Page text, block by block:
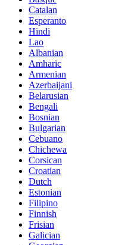
Catalan
Esperanto
Hindi
Lao
Albanian
Amharic
Armenian
Azerbaijani
Belarusian
Bengali
Bosnian
Bulgarian
Cebuano
Chichewa
Corsican
Croatian
Dutch
Estonian
Filipino
Finnish
Frisian
Galician